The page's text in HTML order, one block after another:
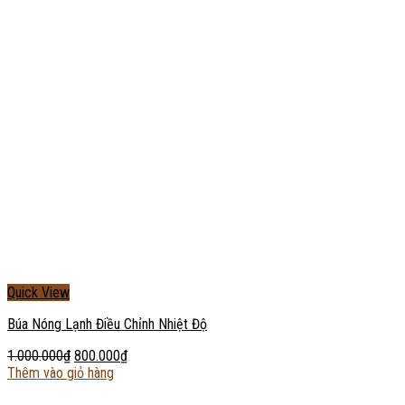
Quick View
Búa Nóng Lạnh Điều Chỉnh Nhiệt Độ
1.000.000₫ 800.000₫
Thêm vào giỏ hàng